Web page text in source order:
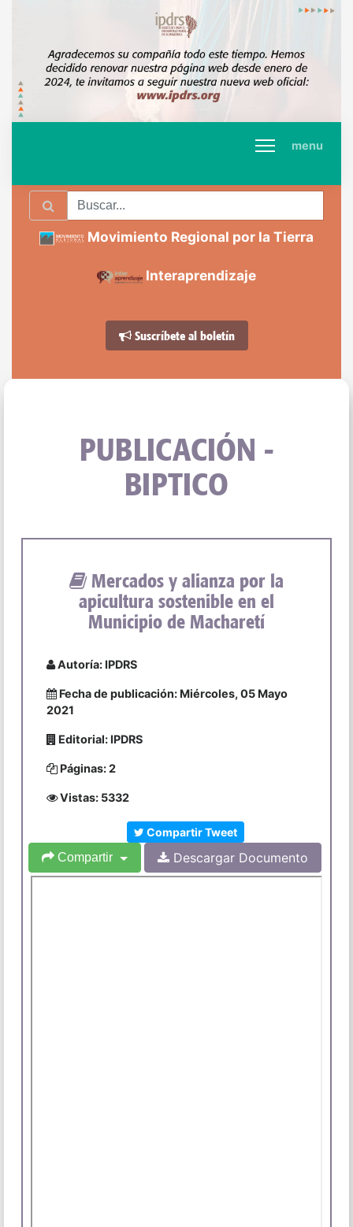
menu
Movimiento Regional por la Tierra
Interaprendizaje
Suscríbete al boletín
PUBLICACIÓN -
BIPTICO
Mercados y alianza por la
apicultura sostenible en el
Municipio de Macharetí
Autoría: IPDRS
Fecha de publicación: Miércoles, 05 Mayo
2021
Editorial: IPDRS
Páginas: 2
Vistas: 5332
Compartir Tweet
Compartir
Descargar Documento